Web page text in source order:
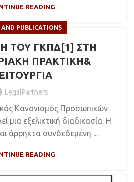
READING
AND PUBLICATIONS
ΤΟΥ ΓΚΠΔ[1] ΣΤΗ
ΠΡΑΚΤΙΚΗ&
LegalPartners
Κανονισμός Προσωπικών
μια εξελικτική διαδικασία. Η
άρρηκτα συνδεδεμένη ...
READING